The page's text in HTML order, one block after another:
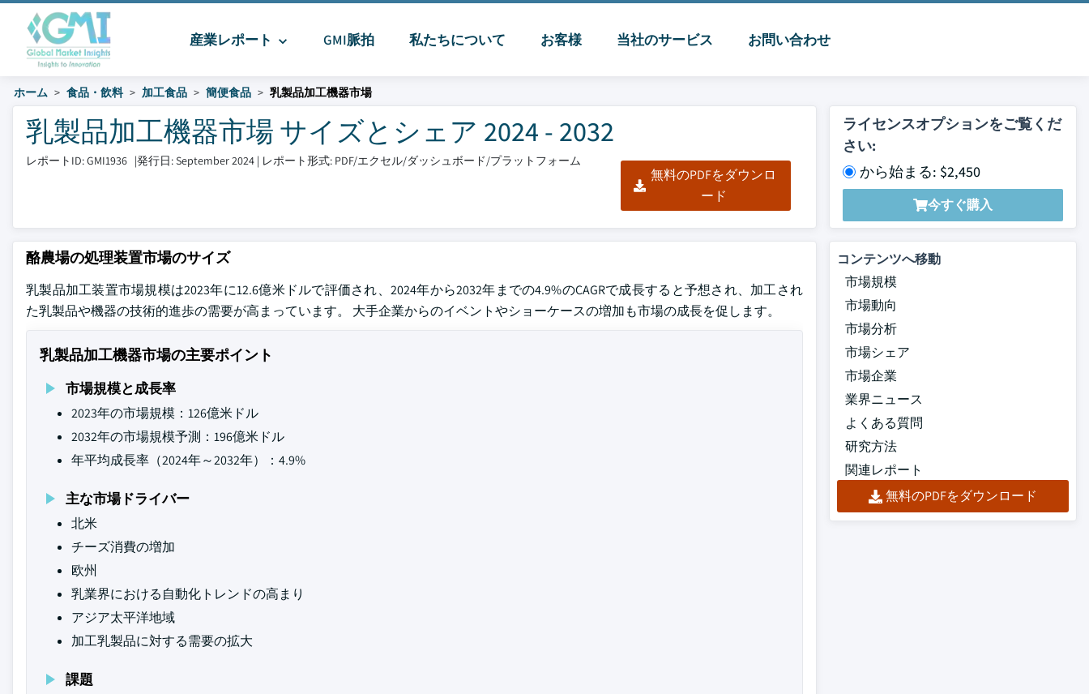
産業レポート GMI脈拍 私たちについて お客様 当社のサービス お問い合わせ
ホーム 食品・飲料 加工食品 簡便食品 乳製品加工機器市場
乳製品加工機器市場 サイズとシェア 2024 - 2032
レポートID: GMI1936 |発行日: September 2024 | レポート形式: PDF/エクセル/ダッシュボード/プラットフォーム
無料のPDFをダウンロ
ード
ライセンスオプションをご覧くだ
さい:
から始まる: $2,450
今すぐ購入
酪農場の処理装置市場のサイズ
乳製品加工装置市場規模は2023年に12.6億米ドルで評価され、2024年から2032年までの4.9%のCAGRで成長すると予想され、加工され
た乳製品や機器の技術的進歩の需要が高まっています。 大手企業からのイベントやショーケースの増加も市場の成長を促します。
乳製品加工機器市場の主要ポイント
市場規模と成長率
2023年の市場規模：126億米ドル
2032年の市場規模予測：196億米ドル
年平均成長率（2024年～2032年）：4.9%
主な市場ドライバー
北米
チーズ消費の増加
欧州
乳業界における自動化トレンドの高まり
アジア太平洋地域
加工乳製品に対する需要の拡大
課題
コンテンツへ移動
市場規模
市場動向
市場分析
市場シェア
市場企業
業界ニュース
よくある質問
研究方法
関連レポート
無料のPDFをダウンロード